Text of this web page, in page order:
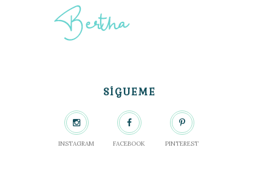
SÍGUEME
INSTAGRAM FACEBOOK PINTEREST